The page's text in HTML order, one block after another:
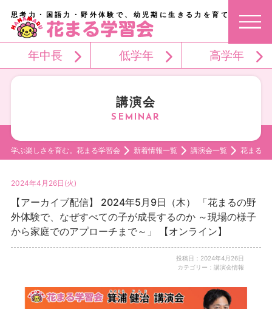
思考力・国語力・野外体験で、幼児期に生きる力を育てる。
年中長 低学年 高学年
講演会
学ぶ楽しさを育む。花まる学習会 新着情報一覧 講演会一覧 花まるの
2024年4月26日(火)
【アーカイブ配信】 2024年5月9日（木） 「花まるの野
外体験で、なぜすべての子が成長するのか ～現場の様子
から家庭でのアプローチまで～」 【オンライン】
投稿日：2024年4月26日
カテゴリー：講演会情報